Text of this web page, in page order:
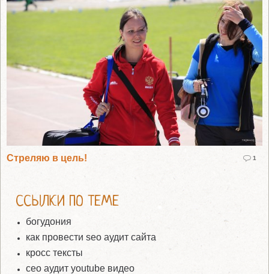
Стреляю в цель! 1
ССЫЛКИ ПО ТЕМЕ
богудония
как провести seo аудит сайта
кросс тексты
сео аудит youtube видео